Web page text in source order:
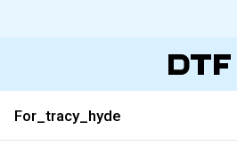
For_tracy_hyde